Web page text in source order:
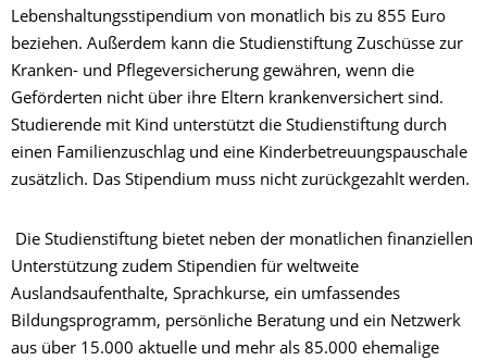
Lebenshaltungsstipendium von monatlich bis zu 855 Euro
beziehen. Außerdem kann die Studienstiftung Zuschüsse zur
Kranken- und Pflegeversicherung gewähren, wenn die
Geförderten nicht über ihre Eltern krankenversichert sind.
Studierende mit Kind unterstützt die Studienstiftung durch
einen Familienzuschlag und eine Kinderbetreuungspauschale
zusätzlich. Das Stipendium muss nicht zurückgezahlt werden.
Die Studienstiftung bietet neben der monatlichen finanziellen
Unterstützung zudem Stipendien für weltweite
Auslandsaufenthalte, Sprachkurse, ein umfassendes
Bildungsprogramm, persönliche Beratung und ein Netzwerk
aus über 15.000 aktuelle und mehr als 85.000 ehemalige